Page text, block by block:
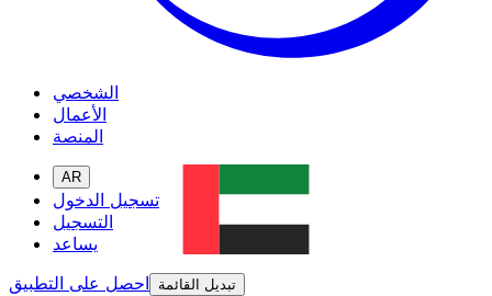
الشخصي
الأعمال
المنصة
AR
تسجيل الدخول
التسجيل
يساعد
احصل على التطبيق
تبديل القائمة